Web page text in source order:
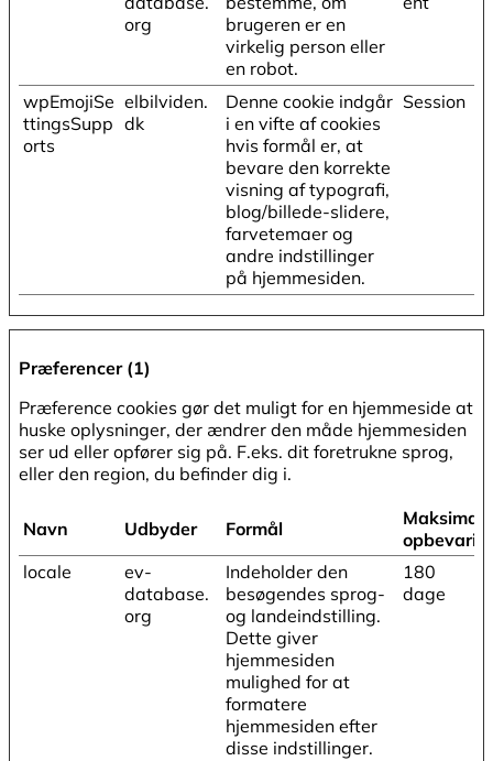
org
brugeren er en
virkelig person eller
en robot.
wpEmojiSe
ttingsSupp
orts
elbilviden.
dk
Denne cookie indgår
i en vifte af cookies
hvis formål er, at
bevare den korrekte
visning af typografi,
blog/billede-slidere,
farvetemaer og
andre indstillinger
på hjemmesiden.
Session
Præferencer (1)
Præference cookies gør det muligt for en hjemmeside at
huske oplysninger, der ændrer den måde hjemmesiden
ser ud eller opfører sig på. F.eks. dit foretrukne sprog,
eller den region, du befinder dig i.
Navn Udbyder Formål
Maksimal
locale
ev-
database.
org
Indeholder den
besøgendes sprog-
og landeindstilling.
Dette giver
hjemmesiden
mulighed for at
formatere
hjemmesiden efter
disse indstillinger.
180
dage